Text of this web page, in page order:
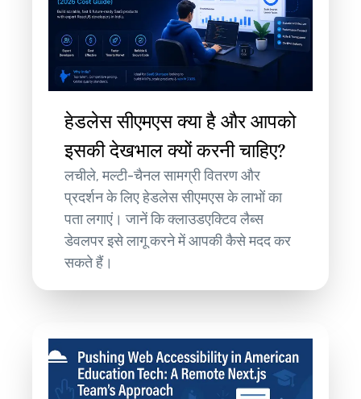
हेडलेस सीएमएस क्या है और आपको
इसकी देखभाल क्यों करनी चाहिए?
लचीले, मल्टी-चैनल सामग्री वितरण और
प्रदर्शन के लिए हेडलेस सीएमएस के लाभों का
पता लगाएं। जानें कि क्लाउडएक्टिव लैब्स
डेवलपर इसे लागू करने में आपकी कैसे मदद कर
सकते हैं।